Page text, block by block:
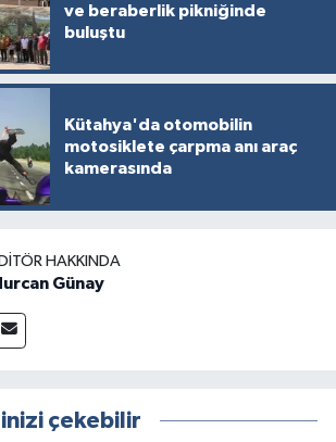
ve beraberlik pikniğinde
buluştu
Kütahya'da otomobilin
motosiklete çarpma anı araç
kamerasında
HAKKINDA
Günay
çekebilir